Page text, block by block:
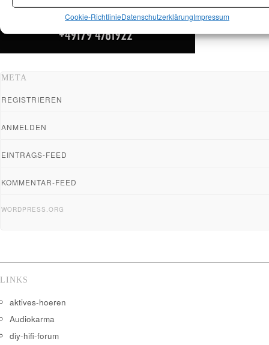
Cookie-RichtlinieDatenschutzerklärungImpressum
META
REGISTRIEREN
ANMELDEN
EINTRAGS-FEED
KOMMENTAR-FEED
WORDPRESS.ORG
LINKS
aktives-hoeren
Audiokarma
diy-hifi-forum